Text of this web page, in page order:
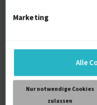
Marketing
Alle
Nur notwendige Cookies
zulassen
Verfügbarkeit
€95 - €110/Stunde